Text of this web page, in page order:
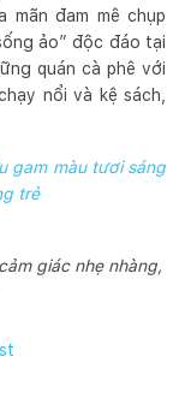
mãn đam mê chụp
ảo” độc đáo tại
quán cà phê với
nổi và kệ sách,
gam màu tươi sáng
trẻ
giác nhẹ nhàng,